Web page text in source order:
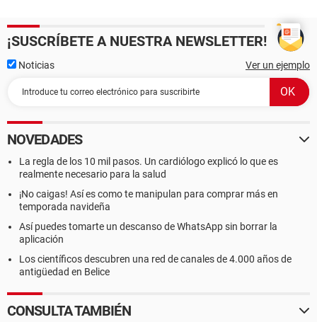
¡SUSCRÍBETE A NUESTRA NEWSLETTER!
Noticias Ver un ejemplo
NOVEDADES
La regla de los 10 mil pasos. Un cardiólogo explicó lo que es
realmente necesario para la salud
¡No caigas! Así es como te manipulan para comprar más en
temporada navideña
Así puedes tomarte un descanso de WhatsApp sin borrar la
aplicación
Los científicos descubren una red de canales de 4.000 años de
antigüedad en Belice
CONSULTA TAMBIÉN